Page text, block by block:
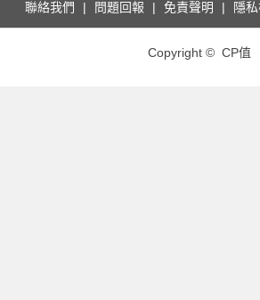
聯絡我們 問題回報 免責聲明 隱
Copyright © CP值